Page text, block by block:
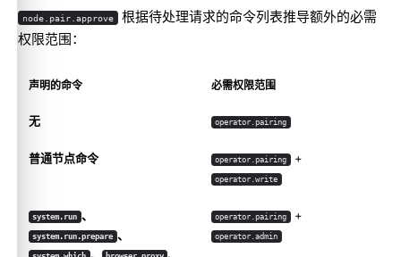
node.pair.approve 根据待处理请求的命令列表推导额外的必需
权限范围：
声明的命令 必需权限范围
无 operator.pairing
普通节点命令 operator.pairing +
operator.write
system.run 、
system.run.prepare 、
operator.pairing +
operator.admin